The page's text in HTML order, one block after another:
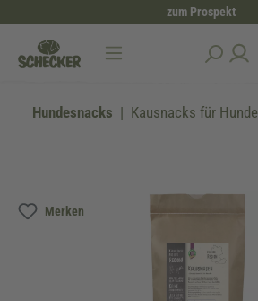
zum Prospekt
Hundesnacks Kausnacks für Hunde
Merken
Bildergalerie überspringen